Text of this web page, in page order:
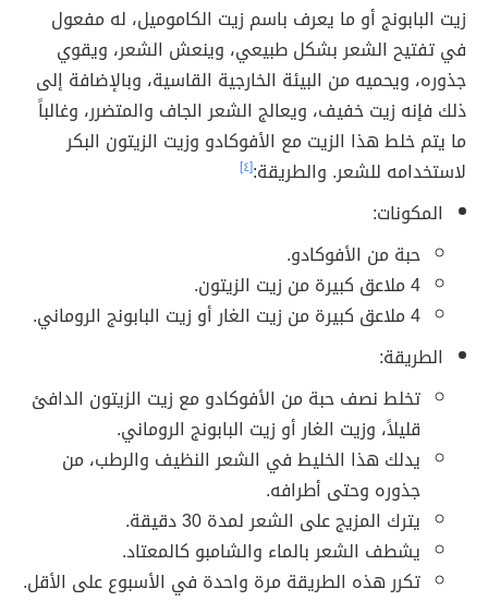
زيت البابونج أو ما يعرف باسم زيت الكاموميل، له مفعول
في تفتيح الشعر بشكل طبيعي، وينعش الشعر، ويقوي
جذوره، ويحميه من البيئة الخارجية القاسية، وبالإضافة إلى
ذلك فإنه زيت خفيف، ويعالج الشعر الجاف والمتضرر، وغالباً
ما يتم خلط هذا الزيت مع الأفوكادو وزيت الزيتون البكر
لاستخدامه للشعر. والطريقة:[٤]
المكونات:
حبة من الأفوكادو.
4 ملاعق كبيرة من زيت الزيتون.
4 ملاعق كبيرة من زيت الغار أو زيت البابونج الروماني.
الطريقة:
تخلط نصف حبة من الأفوكادو مع زيت الزيتون الدافئ
قليلاً، وزيت الغار أو زيت البابونج الروماني.
يدلك هذا الخليط في الشعر النظيف والرطب، من
جذوره وحتى أطرافه.
يترك المزيج على الشعر لمدة 30 دقيقة.
يشطف الشعر بالماء والشامبو كالمعتاد.
تكرر هذه الطريقة مرة واحدة في الأسبوع على الأقل.